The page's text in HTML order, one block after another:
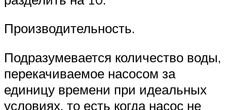
Производительность.
Подразумевается количество воды,
перекачиваемое насосом за
единицу времени при идеальных
условиях, то есть когда насос не